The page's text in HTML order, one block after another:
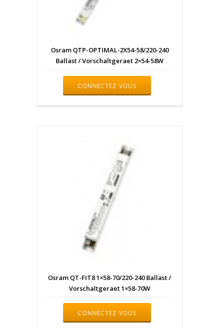
Osram QTP-OPTIMAL-2X54-58/220-240
Ballast / Vorschaltgeraet 2×54-58W
CONNECTEZ VOUS
Osram QT-FIT8 1×58-70/220-240 Ballast /
Vorschaltgeraet 1×58-70W
CONNECTEZ VOUS